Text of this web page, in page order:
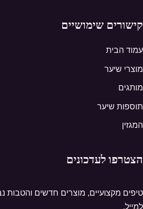
קישורים שימושיים
עמוד הבית
מוצרי שיער
מותגים
תוספות שיער
המגזין
הצטרפו לעדכונים
טיפים מקצועיים, מוצרים חדשים והטבות
למייל.